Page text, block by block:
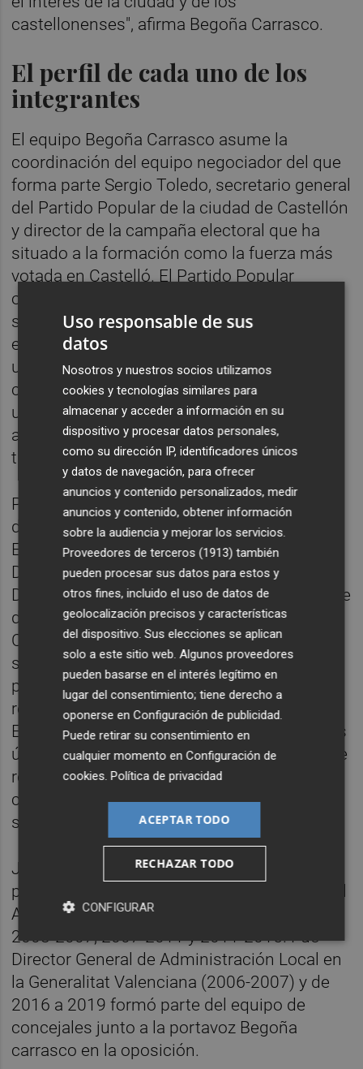
castellonenses", afirma Begoña Carrasco.
El perfil de cada uno de los
integrantes
El equipo Begoña Carrasco asume la
coordinación del equipo negociador del que
forma parte Sergio Toledo, secretario general
del Partido Popular de la ciudad de Castellón
y director de la campaña electoral que ha
situado a la formación como la fuerza más
votada en Castelló. El Partido Popular
obtiuvo el pasado 28M 28.394 votos, lo que
supone 10.786 apoyos más que en las
elecciones de 2019, o lo que es lo mismo,
uno de cada tres castellonenses dio su
confianza al PP. Al mismo tiempo supone
una ventaja de más de 6.000 votos respecto
a la segunda opción más votada y casi
triplicando a la tercera.
Por su parte, Vicent Sales ha sido concejal
del Ayuntamiento de Castelló desde 2007.
Entre 2007 y 2011 tuvo las delegaciones de
Deportes y Relaciones Internacionales.
Desde 2011 a junio de 2015 ha sido Teniente
de Alcalde del Distrito Norte, concejal de
Cultura y de Relaciones Institucionales. Ha
sido, además, diputado provincial, siendo
portavoz adjunto del equipo de gobierno y
responsable de las áreas de Promoción
Económica y Relaciones Institucionales. Los
últimos ocho años ha mantenido el cargo de
regidor en la oposición en el consistorio,
cuatro en el caso de la entidad
supramunicipal.
Juan José Pérez Macián, abogado de
profesión, ha sido concejal de gobierno en el
Ayuntamiento de Castelló en los mandatos
2003-2007, 2007-2011 y 2011-2015. Fue
Director General de Administración Local en
la Generalitat Valenciana (2006-2007) y de
2016 a 2019 formó parte del equipo de
concejales junto a la portavoz Begoña
carrasco en la oposición.
Uso responsable de sus
datos
Nosotros y nuestros socios utilizamos
cookies y tecnologías similares para
almacenar y acceder a información en su
dispositivo y procesar datos personales,
como su dirección IP, identificadores únicos
y datos de navegación, para ofrecer
anuncios y contenido personalizados, medir
anuncios y contenido, obtener información
sobre la audiencia y mejorar los servicios.
Proveedores de terceros (1913) también
pueden procesar sus datos para estos y
otros fines, incluido el uso de datos de
geolocalización precisos y características
del dispositivo. Sus elecciones se aplican
solo a este sitio web. Algunos proveedores
pueden basarse en el interés legítimo en
lugar del consentimiento; tiene derecho a
oponerse enConfiguración de publicidad
Puede retirar su consentimiento en
cualquier momento enConfiguración de
cookies .Política de privacidad
ACEPTAR TODO
RECHAZAR TODO
CONFIGURAR